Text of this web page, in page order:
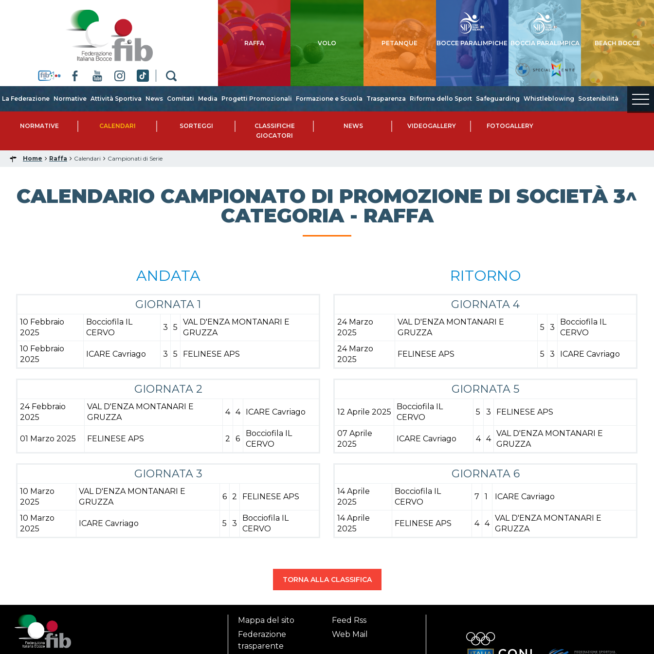
RAFFA VOLO PETANQUE BOCCE PARALIMPICHE BOCCIA PARALIMPICA BEACH BOCCE
La Federazione Normative Attività Sportiva News Comitati Media Progetti Promozionali Formazione e Scuola Trasparenza Riforma dello Sport Safeguarding Whistleblowing Sostenibilità
NORMATIVE CALENDARI SORTEGGI
CLASSIFICHE
GIOCATORI
NEWS VIDEOGALLERY FOTOGALLERY
Home Raffa Calendari Campionati di Serie
CALENDARIO CAMPIONATO DI PROMOZIONE DI SOCIETÀ 3^
CATEGORIA - RAFFA
ANDATA
GIORNATA 1
10 Febbraio
2025
Bocciofila IL
CERVO
3 5
VAL D'ENZA MONTANARI E
GRUZZA
10 Febbraio
2025
ICARE Cavriago 3 5 FELINESE APS
GIORNATA 2
24 Febbraio
2025
VAL D'ENZA MONTANARI E
GRUZZA
4 4 ICARE Cavriago
01 Marzo 2025 FELINESE APS 2 6
Bocciofila IL
CERVO
GIORNATA 3
10 Marzo
2025
VAL D'ENZA MONTANARI E
GRUZZA
6 2 FELINESE APS
10 Marzo
2025
ICARE Cavriago 5 3
Bocciofila IL
CERVO
RITORNO
GIORNATA 4
24 Marzo
2025
VAL D'ENZA MONTANARI E
GRUZZA
5 3
Bocciofila IL
CERVO
24 Marzo
2025
FELINESE APS 5 3 ICARE Cavriago
GIORNATA 5
12 Aprile 2025
Bocciofila IL
CERVO
5 3 FELINESE APS
07 Aprile
2025
ICARE Cavriago 4 4
VAL D'ENZA MONTANARI E
GRUZZA
GIORNATA 6
14 Aprile
2025
Bocciofila IL
CERVO
7 1 ICARE Cavriago
14 Aprile
2025
FELINESE APS 4 4
VAL D'ENZA MONTANARI E
GRUZZA
TORNA ALLA CLASSIFICA
Mappa del sito
Feed Rss
Federazione
trasparente
Web Mail